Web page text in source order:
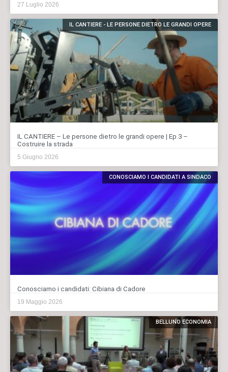
27 Luglio 2026
IL CANTIERE - LE PERSONE DIETRO LE GRANDI OPERE
IL CANTIERE – Le persone dietro le grandi opere | Ep.3 –
Costruire la strada
5 Giugno 2026
CONOSCIAMO I CANDIDATI A SINDACO
Conosciamo i candidati: Cibiana di Cadore
19 Maggio 2026
BELLUNO ECONOMIA